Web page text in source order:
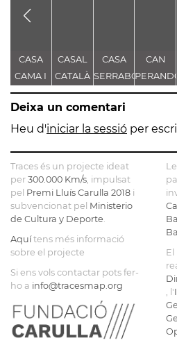
CASA
CAMA I
ESCURRA
CASAL
CATALÀ
CASA
SERRABOU
CAN
- CASA
FARJAS
Deixa un comentari
Heu d'iniciar la sessió per
Traces és un projecte ideat
per 300.000 Km/s , impulsat
pel Premi Lluís Carulla 2018 i
subvencionat pel Ministerio
de Cultura y Deporte
Aquítens més informació
sobre el projecte
Si ens vols contactar pots fer-
ho a info@tracesmap.org
, l'